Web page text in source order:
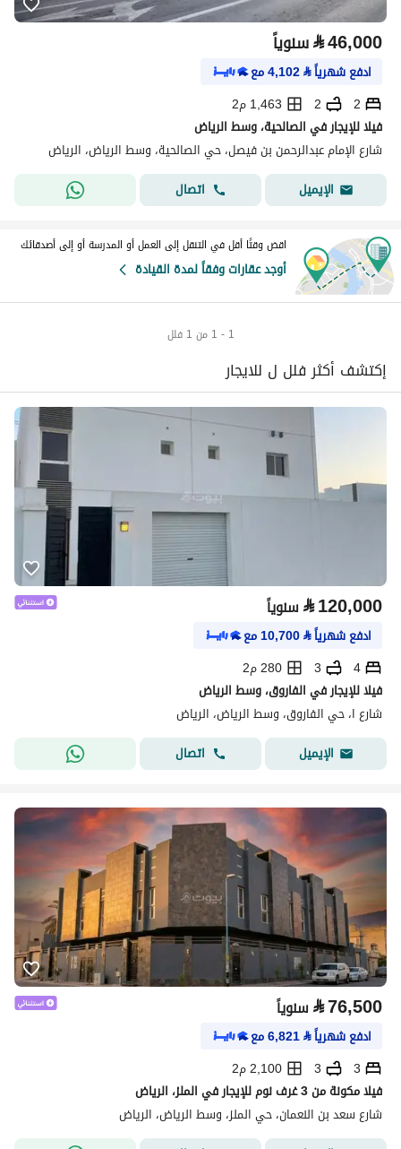
⃁46,000 سنوياً
ادفع شهرياً⃁
4,102مع
2
2
1,463 م2
فيلا للإيجار في الصالحية، وسط الرياض
شارع الإمام عبدالرحمن بن فيصل، حي الصالحية، وسط الرياض، الرياض
الإيميل
اتصال
اقض وقتًا أقل في التنقل إلى العمل أو المدرسة أو إلى أصدقائك
أوجد عقارات وفقاً لمدة القيادة
1 - 1 من 1 فلل
إكتشف أكثر فلل ل للايجار
⃁120,000 سنوياً
ادفع شهرياً⃁
10,700مع
4
3
280 م2
فيلا للإيجار في الفاروق، وسط الرياض
شارع ا، حي الفاروق، وسط الرياض، الرياض
الإيميل
اتصال
⃁76,500 سنوياً
ادفع شهرياً⃁
6,821مع
3
3
2,100 م2
فيلا مكونة من 3 غرف نوم للإيجار في الملز، الرياض
شارع سعد بن النعمان، حي الملز، وسط الرياض، الرياض